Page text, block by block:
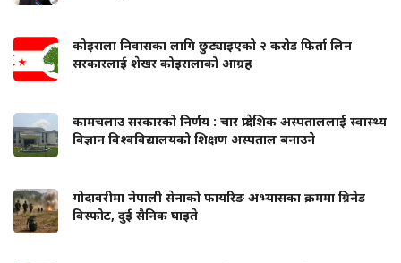
कोइराला निवासका लागि छुट्याइएको २ करोड फिर्ता लिन
सरकारलाई शेखर कोइरालाको आग्रह
कामचलाउ सरकारको निर्णय : चार प्रादेशिक अस्पताललाई स्वास्थ्य
विज्ञान विश्वविद्यालयको शिक्षण अस्पताल बनाउने
गोदावरीमा नेपाली सेनाको फायरिङ अभ्यासका क्रममा ग्रिनेड
विस्फोट, दुई सैनिक घाइते